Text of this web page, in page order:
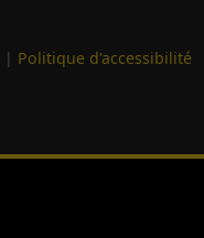
| Politique d'accessibilité